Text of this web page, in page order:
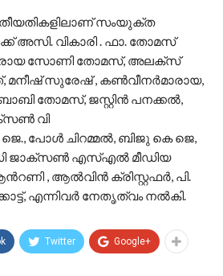
തീയതികളിലാണ് സംയുക്ത
അസി. വികാരി . ഫാ. തോമസ്
സോണി തോമസ്, അലക്സ്
മനീഷ് സുരേഷ് , കൺവീനർമാരായ,
തോമസ്, ജസ്റ്റിൻ പനക്കൽ,
വി
പോൾ ചിറമ്മൽ, ബിജു കെ ജെ,
ജാക്സൺ എസ്എൽ മീഡിയ
, ആൽവിൻ ക്രിസ്റ്റഫർ, പി.
എന്നിവർ നേതൃത്വം നൽകി.
Twitter Google+